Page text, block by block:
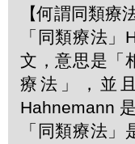
【何謂同類療
「同類療法
文，意思是「
療法」，並
Hahnemann
「同類療法